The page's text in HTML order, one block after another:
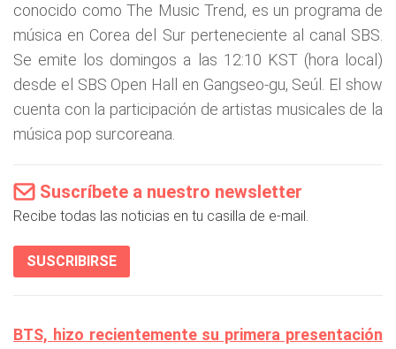
conocido como The Music Trend, es un programa de
música en Corea del Sur perteneciente al canal SBS.
Se emite los domingos a las 12:10 KST (hora local)
desde el SBS Open Hall en Gangseo-gu, Seúl. El show
cuenta con la participación de artistas musicales de la
música pop surcoreana.
Suscríbete a nuestro newsletter
Recibe todas las noticias en tu casilla de e-mail.
SUSCRIBIRSE
BTS, hizo recientemente su primera presentación